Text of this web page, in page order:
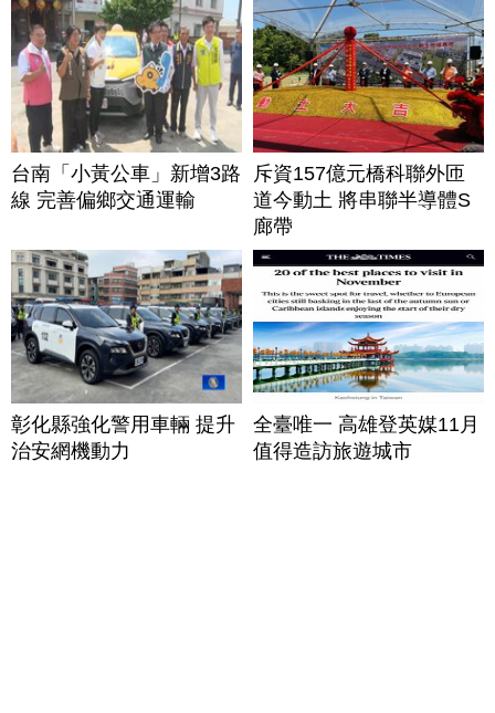
台南「小黃公車」新增3路
線 完善偏鄉交通運輸
斥資157億元橋科聯外匝
道今動土 將串聯半導體S
廊帶
彰化縣強化警用車輛 提升
治安網機動力
全臺唯一 高雄登英媒11月
值得造訪旅遊城市